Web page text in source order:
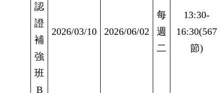
認
證
補
強
班
B
2026/03/10 2026/06/02
每
週
二
13:30-
16:30(567
節)